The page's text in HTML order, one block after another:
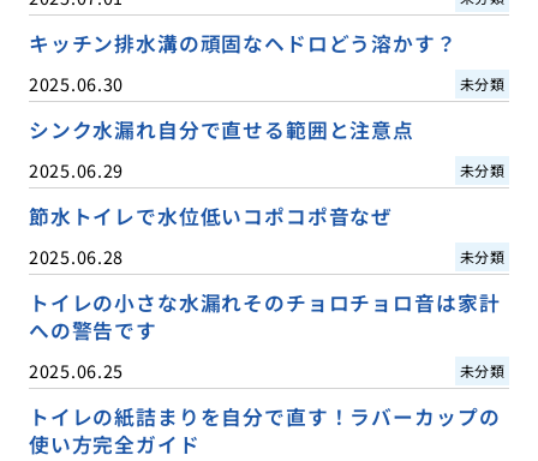
キッチン排水溝の頑固なヘドロどう溶かす？
2025.06.30 未分類
シンク水漏れ自分で直せる範囲と注意点
2025.06.29 未分類
節水トイレで水位低いコポコポ音なぜ
2025.06.28 未分類
トイレの小さな水漏れそのチョロチョロ音は家計
への警告です
2025.06.25 未分類
トイレの紙詰まりを自分で直す！ラバーカップの
使い方完全ガイド